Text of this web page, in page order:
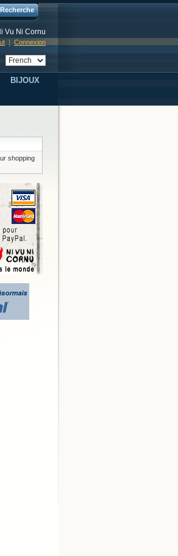
Recherche
Vu Ni Cornu
Connexion
BIJOUX
shopping